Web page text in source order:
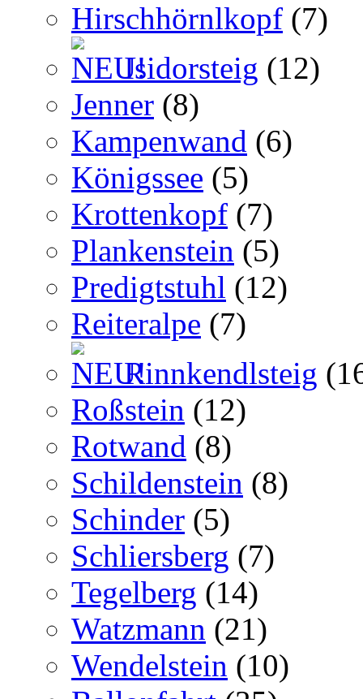
Hirschhörnlkopf (7)
Isidorsteig (12)
Jenner (8)
Kampenwand (6)
Königssee (5)
Krottenkopf (7)
Plankenstein (5)
Predigtstuhl (12)
Reiteralpe (7)
Rinnkendlsteig
Roßstein (12)
Rotwand (8)
Schildenstein (8)
Schinder (5)
Schliersberg (7)
Tegelberg (14)
Watzmann (21)
Wendelstein (10)